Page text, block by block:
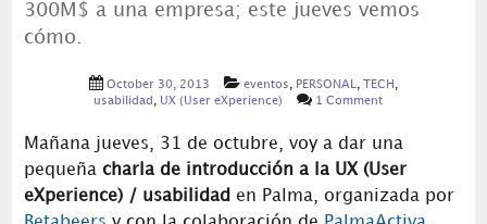
300M$ a una empresa; este jueves vemos
cómo.
October 30, 2013 eventos , PERSONAL, TECH ,
usabilidad , UX (User eXperience) 1 Comment
Mañana jueves, 31 de octubre, voy a dar una
pequeña charla de introducción a la UX (User
eXperience) / usabilidad en Palma, organizada por